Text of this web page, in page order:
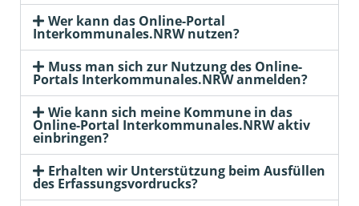
Wer kann das Online-Portal
Interkommunales.NRW nutzen?
Muss man sich zur Nutzung des Online-
Portals Interkommunales.NRW anmelden?
Wie kann sich meine Kommune in das
Online-Portal Interkommunales.NRW aktiv
einbringen?
Erhalten wir Unterstützung beim Ausfüllen
des Erfassungsvordrucks?